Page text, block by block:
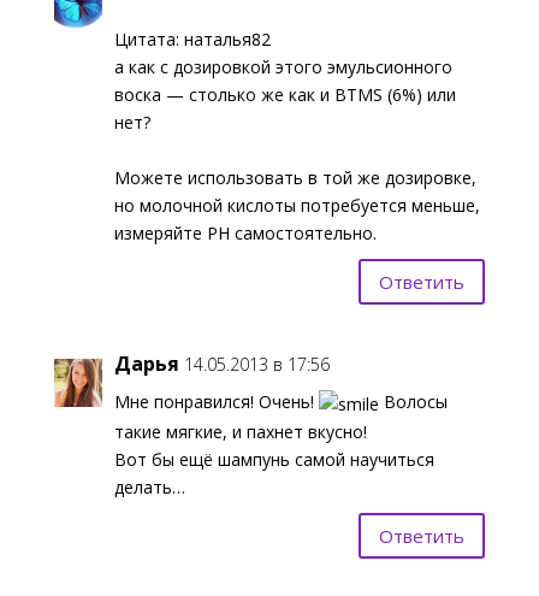
Цитата: наталья82
а как с дозировкой этого эмульсионного
воска — столько же как и BTMS (6%) или
нет?
Можете использовать в той же дозировке,
но молочной кислоты потребуется меньше,
измеряйте PH самостоятельно.
Ответить
Дарья 14.05.2013 в 17:56
Мне понравился! Очень!
Волосы
такие мягкие, и пахнет вкусно!
Вот бы ещё шампунь самой научиться
делать…
Ответить